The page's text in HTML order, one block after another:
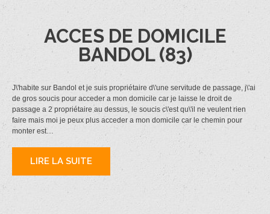
ACCES DE DOMICILE
BANDOL (83)
J\'habite sur Bandol et je suis propriétaire d\'une servitude de passage, j\'ai
de gros soucis pour acceder a mon domicile car je laisse le droit de
passage a 2 propriétaire au dessus, le soucis c\'est qu\'il ne veulent rien
faire mais moi je peux plus acceder a mon domicile car le chemin pour
monter est…
LIRE LA SUITE